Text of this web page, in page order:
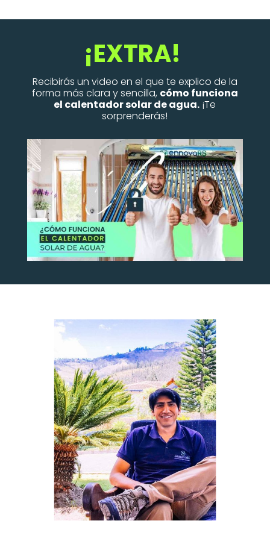
¡EXTRA!
Recibirás un video en el que te explico de la
forma más clara y sencilla, cómo funciona
el calentador solar de agua. ¡Te
sorprenderás!